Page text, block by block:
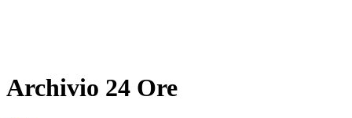
Archivio 24 Ore